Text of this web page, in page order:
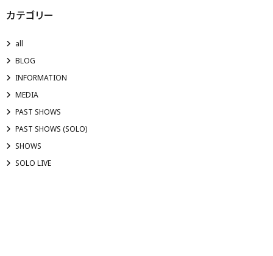
カテゴリー
all
BLOG
INFORMATION
MEDIA
PAST SHOWS
PAST SHOWS (SOLO)
SHOWS
SOLO LIVE